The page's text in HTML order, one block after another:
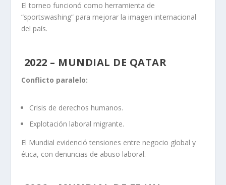
El torneo funcionó como herramienta de
“sportswashing” para mejorar la imagen internacional
del país.
2022 – MUNDIAL DE QATAR
Conflicto paralelo:
Crisis de derechos humanos.
Explotación laboral migrante.
El Mundial evidenció tensiones entre negocio global y
ética, con denuncias de abuso laboral.